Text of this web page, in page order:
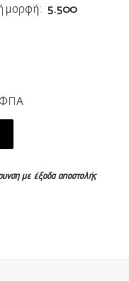
μορφή:
5.500
ΦΠΑ
με έξοδα αποστολής